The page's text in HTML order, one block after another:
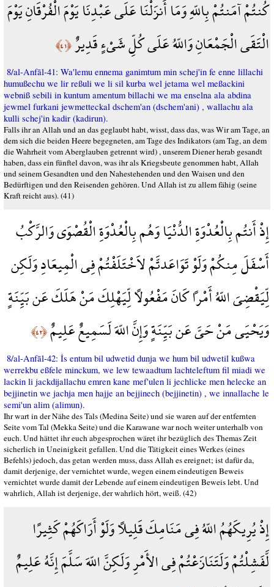
كُنتُمْ آمَنتُمْ بِاللّهِ وَمَا أَنزَلْنَا عَلَى عَبْدِنَا يَوْمَ الْفُرْقَانِ يَوْمَ
الْتَقَى الْجَمْعَانِ وَاللّهُ عَلَى كُلِّ شَيْءٍ قَدِيرٌ﴿٤١﴾
8/al-Anfāl-41: Wa'lemu ennema ganimtum min schej'in fe enne lillachi
humußechu we lir reßuli we li sil kurba wel jetama wel meßackini
webniß sebili in kuntum amentum billachi we ma enselna ala abdina
jewmel furkani jewmetteckal dschem'an (dschem'ani) , wallachu ala
kulli schej'in kadir (kadirun).
Falls ihr an Allah und an das geglaubt habt, wisst, dass das, was Wir am Tage, an
dem sich die beiden Heere begegneten, am Tage des Indikators (am Tag, an dem
die Wahrheit vom Aberglauben getrennt wird) , unserem Diener herab gesandt
haben, dass ein fünftel davon, was ihr als Kriegsbeute genommen habt, Allah
und seinem Gesandten und den Nahestehenden und den Waisen und den
Bedürftigen und den Reisenden gehören. Und Allah ist zu allem fähig (seine
Kraft reicht aus). (41)
إِذْ أَنتُم بِالْعُدْوَةِ الدُّنْيَا وَهُم بِالْعُدْوَةِ الْقُصْوَى وَالرَّكْبُ
أَسْفَلَ مِنكُمْ وَلَوْ تَوَاعَدتَّمْ لاَخْتَلَفْتُمْ فِي الْمِيعَادِ وَلَكِن
لِّيَقْضِيَ اللّهُ أَمْراً كَانَ مَفْعُولاً لِّيَهْلِكَ مَنْ هَلَكَ عَن بَيِّنَةٍ
وَيَحْيَى مَنْ حَيَّ عَن بَيِّنَةٍ وَإِنَّ اللّهَ لَسَمِيعٌ عَلِيمٌ﴿٤٢﴾
8/al-Anfāl-42: İs entum bil udwetid dunja we hum bil udwetil kußwa
werrekbu eßfele minckum, we lew tewaadtum lachteleftum fil miadi we
lackin li jackdijallachu emren kane mef'ulen li jechlicke men helecke an
bejjinetin we jachja men hajje an bejjinech (bejjinetin) , we innallache le
semi'un alim (alimun).
Ihr wart in der Nähe des Tals (Medina Seite) und sie waren auf der entfernten
Seite vom Tal (Mekka Seite) und die Karawane war noch weiter unterhalb von
euch. Und hättet ihr euch abgesprochen wäret ihr bezüglich des Themas Zeit
sicherlich in Uneinigkeit gefallen. Und die Tätigkeit eines Werkes (eines
Befehls) jedoch, das getan werden muss, dass Allah es ereignet; ist dafür da,
damit derjenige, der vernichtet wurde, wegen einem eindeutigen Beweis
vernichtet wurde damit der Lebende auf einem eindeutigen Beweis lebt. Und
wahrlich, Allah ist derjenige, der wahrlich hört, weiß. (42)
إِذْ يُرِيكَهُمُ اللّهُ فِي مَنَامِكَ قَلِيلاً وَلَوْ أَرَاكَهُمْ كَثِيرًا
لَّفَشِلْتُمْ وَلَتَنَازَعْتُمْ فِي الأَمْرِ وَلَكِنَّ اللّهَ سَلَّمَ إِنَّهُ عَلِيمٌ